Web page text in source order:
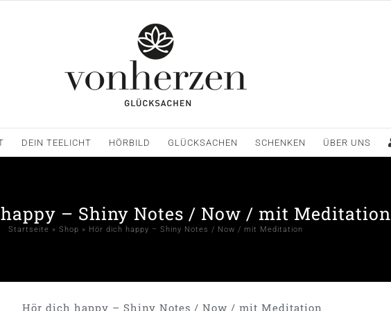
DEIN TEELICHT HÖRBILD GLÜCKSACHEN SCHENKEN ÜBER UNS
– Shiny Notes / Now / mit Meditation
Startseite » Shop » Hör dich happy – Shiny Notes / Now / mit Meditation
Hör dich happy – Shiny Notes / Now / mit Meditation